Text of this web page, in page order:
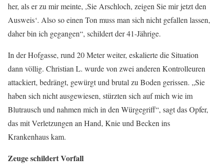
her, als er zu mir meinte, ,Sie Arschloch, zeigen Sie mir jetzt den
Ausweis‘. Also so einen Ton muss man sich nicht gefallen lassen,
daher bin ich gegangen“, schildert der 41-Jährige.
In der Hofgasse, rund 20 Meter weiter, eskalierte die Situation
dann völlig. Christian L. wurde von zwei anderen Kontrolleuren
attackiert, bedrängt, gewürgt und brutal zu Boden gerissen. „Sie
haben sich nicht ausgewiesen, stürzten sich auf mich wie im
Blutrausch und nahmen mich in den Würgegriff“, sagt das Opfer,
das mit Verletzungen an Hand, Knie und Becken ins
Krankenhaus kam.
Zeuge schildert Vorfall